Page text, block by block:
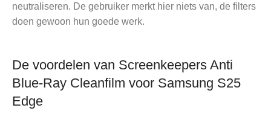
neutraliseren. De gebruiker merkt hier niets van, de filters
doen gewoon hun goede werk.
De voordelen van Screenkeepers Anti
Blue-Ray Cleanfilm voor Samsung S25
Edge